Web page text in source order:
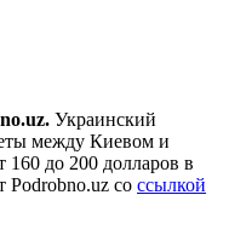
Украинский
между Киевом и
160 до 200 долларов в
Podrobno.uz со ссылкой